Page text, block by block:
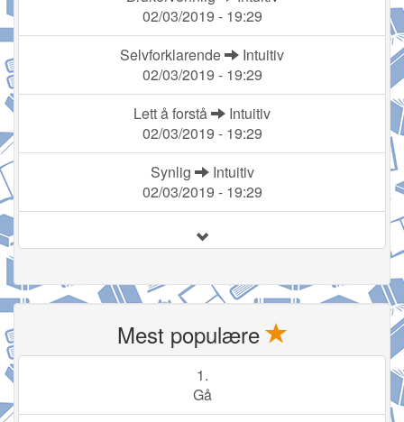
02/03/2019 - 19:29
Selvforklarende
Intuitiv
02/03/2019 - 19:29
Lett å forstå
Intuitiv
02/03/2019 - 19:29
Synlig
Intuitiv
02/03/2019 - 19:29
Mest populære
1.
Gå